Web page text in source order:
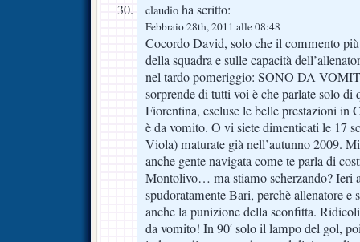
claudio ha scritto:
Febbraio 28th, 2011 alle 08:48
Cocordo David, solo che il commento
della squadra e sulle capacità
nel tardo pomeriggio: SONO DA
sorprende di tutti voi è che parlate solo di
Fiorentina, escluse le belle prestazioni in
è da vomito. O vi siete dimenticati le 17
Viola) maturate già nell’autunno 2009.
anche gente navigata come te parla di
Montolivo… ma stiamo scherzando? Ieri
spudoratamente Bari, perchè allenatore e
anche la punizione della sconfitta.
da vomito! In 90′ solo il lampo del gol,